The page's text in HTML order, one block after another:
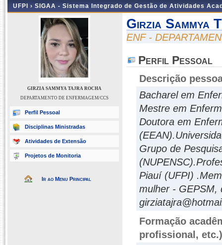
UFPI › SIGAA - Sistema Integrado de Gestão de Atividades
GIRZIA SAMMYA TAJRA ROCHA
DEPARTAMENTO DE ENFERMAGEM/CCS
Perfil Pessoal
Disciplinas Ministradas
Atividades de Extensão
Projetos de Monitoria
Ir ao Menu Principal
Girzia Sammya
ENF -
Perfil Pessoal
Descrição
Bacharel em
Mestre em
Doutora em
Grupo de
Piauí (UFPI)
mulher - GEPSM,
Formação
profissional, etc.)